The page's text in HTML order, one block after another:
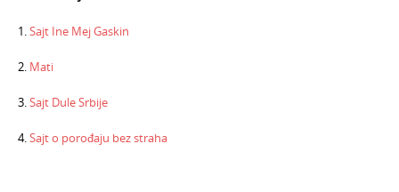
1.Sajt Ine Mej Gaskin
2. Mati
3.Sajt Dule Srbije
4.Sajt o porođaju bez straha